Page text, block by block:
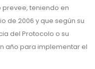
prevee, teniendo en
de 2006 y que según su
del Protocolo o su
año para implementar el